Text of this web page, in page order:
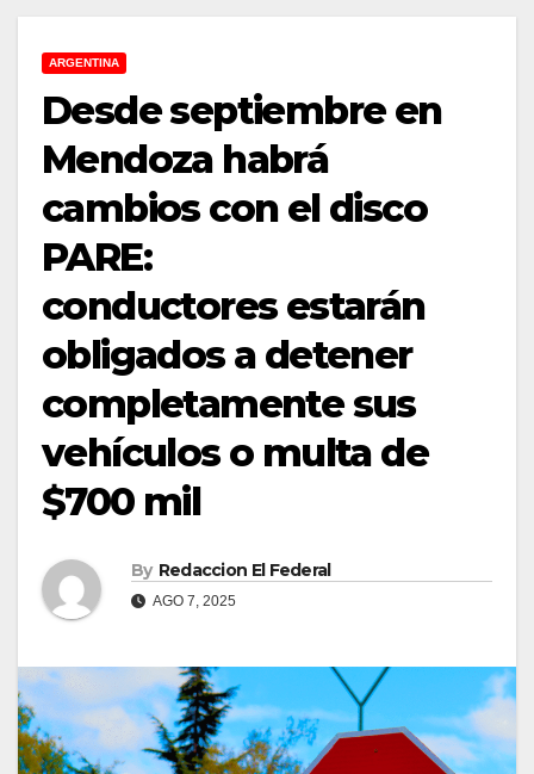
ARGENTINA
Desde septiembre en
Mendoza habrá
cambios con el disco
PARE:
conductores estarán
obligados a detener
completamente sus
vehículos o multa de
$700 mil
By Redaccion El Federal
AGO 7, 2025